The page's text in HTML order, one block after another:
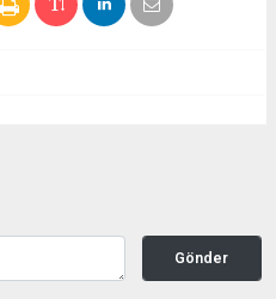
Gönder